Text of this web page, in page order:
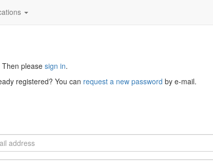
please sign in.
registered? You can request a new password by e-mail.